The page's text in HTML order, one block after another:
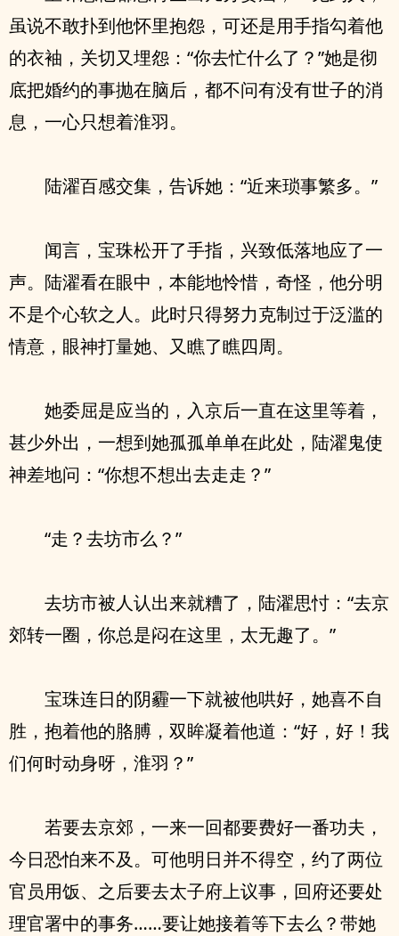
虽说不敢扑到他怀里抱怨，可还是用手指勾着他
的衣袖，关切又埋怨：“你去忙什么了？”她是彻
底把婚约的事抛在脑后，都不问有没有世子的消
息，一心只想着淮羽。
陆濯百感交集，告诉她：“近来琐事繁多。”
闻言，宝珠松开了手指，兴致低落地应了一
声。陆濯看在眼中，本能地怜惜，奇怪，他分明
不是个心软之人。此时只得努力克制过于泛滥的
情意，眼神打量她、又瞧了瞧四周。
她委屈是应当的，入京后一直在这里等着，
甚少外出，一想到她孤孤单单在此处，陆濯鬼使
神差地问：“你想不想出去走走？”
“走？去坊市么？”
去坊市被人认出来就糟了，陆濯思忖：“去京
郊转一圈，你总是闷在这里，太无趣了。”
宝珠连日的阴霾一下就被他哄好，她喜不自
胜，抱着他的胳膊，双眸凝着他道：“好，好！我
们何时动身呀，淮羽？”
若要去京郊，一来一回都要费好一番功夫，
今日恐怕来不及。可他明日并不得空，约了两位
官员用饭、之后要去太子府上议事，回府还要处
理官署中的事务……要让她接着等下去么？带她